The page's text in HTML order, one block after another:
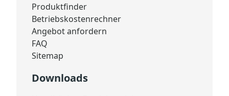
Produktfinder
Betriebskostenrechner
Angebot anfordern
FAQ
Sitemap
Downloads